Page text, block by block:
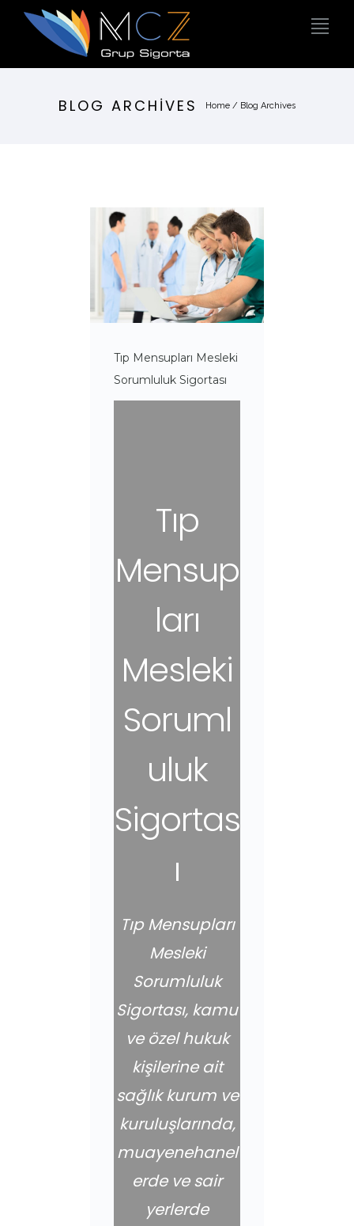
BLOG ARCHIVES Home / Blog Archives
Tıp Mensupları Mesleki
Sorumluluk Sigortası
Tıp
Mensup
ları
Mesleki
Soruml
uluk
Sigortas
ı
Tıp Mensupları
Mesleki
Sorumluluk
Sigortası, kamu
ve özel hukuk
kişilerine ait
sağlık kurum ve
kuruluşlarında,
muayenehanel
erde ve sair
yerlerde